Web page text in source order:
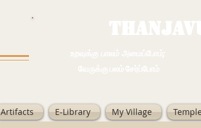
Artifacts E-Library My Village